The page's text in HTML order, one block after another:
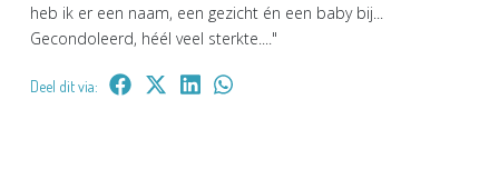
heb ik er een naam, een gezicht én een baby bij...
Gecondoleerd, héél veel sterkte...."
Deel dit via: